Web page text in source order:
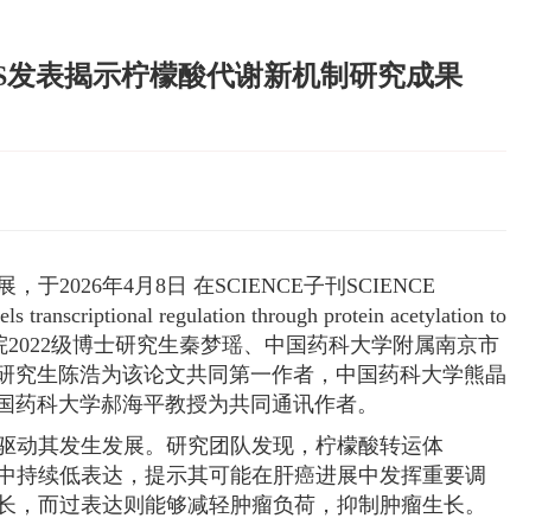
表揭示柠檬酸代谢新机制研究成果
于2026年4月8日 在SCIENCE子刊SCIENCE
transcriptional regulation through protein acetylation to
2022级博士研究生秦梦瑶、中国药科大学附属南京市
究生陈浩为该论文共同第一作者，中国药科大学熊晶
科大学郝海平教授为共同通讯作者。
动其发生发展。研究团队发现，柠檬酸转运体
持续低表达，提示其可能在肝癌进展中发挥重要调
而过表达则能够减轻肿瘤负荷，抑制肿瘤生长。